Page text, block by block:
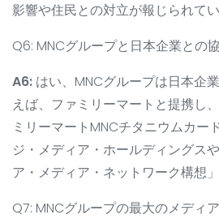
影響や住民との対立が報じられてい
Q6: MNCグループと日本企業との
A6: はい、MNCグループは日本企
えば、ファミリーマートと提携し
ミリーマートMNCチタニウムカー
ジ・メディア・ホールディングス
ア・メディア・ネットワーク構想
Q7: MNCグループの最大のメディ